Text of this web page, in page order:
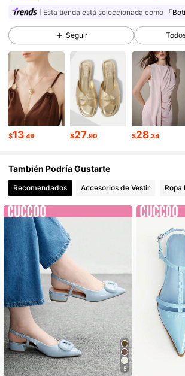
4.91 4.6M
4.6M Seguidores
4.6M
4.91 4.6M Seguidores
4.91 4.6M Seguidores
Esta tienda está seleccionada como 「
Seguir
$13.49 $27.90 $28.34
También Podría Gustarte
Recomendados Accesorios de Vestir Ropa
5